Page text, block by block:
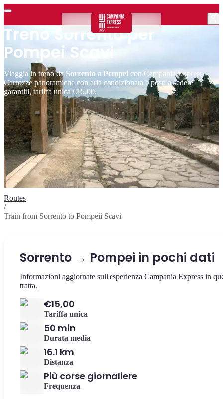
Treno Sorrento per
Pompei Scavi
Viaggia in treno da Sorrento a Pompei con Campania Express,
Carrozze panoramiche con aria condizionata e posti a sedere
garantiti, tariffa unica €15,00,
Routes
/
Train from Sorrento to Pompeii Scavi
Sorrento → Pompei in pochi dati
Informazioni aggiornate sull'esperienza Campania Express in
tratta.
€15,00
Tariffa unica
50 min
Durata media
16.1 km
Distanza
Più corse giornaliere
Frequenza